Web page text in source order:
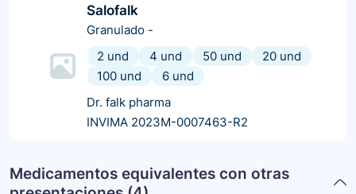
Salofalk
Granulado -
2 und
4 und 50 und
20 und
100 und
6 und
Dr. falk pharma
INVIMA 2023M-0007463-R2
Medicamentos equivalentes con otras